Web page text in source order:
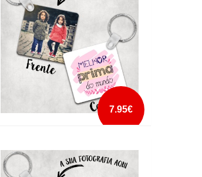
add à lista
7.95€
MUNDO2